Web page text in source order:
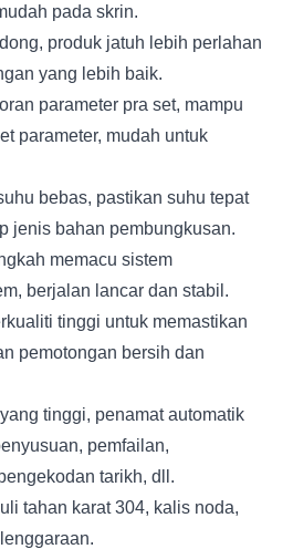
pada skrin.
produk jatuh lebih perlahan
yang lebih baik.
parameter pra set, mampu
parameter, mudah untuk
bebas, pastikan suhu tepat
jenis bahan pembungkusan.
memacu sistem
berjalan lancar dan stabil.
tinggi untuk memastikan
pemotongan bersih dan
tinggi, penamat automatik
pemfailan,
tarikh, dll.
tahan karat 304, kalis noda,